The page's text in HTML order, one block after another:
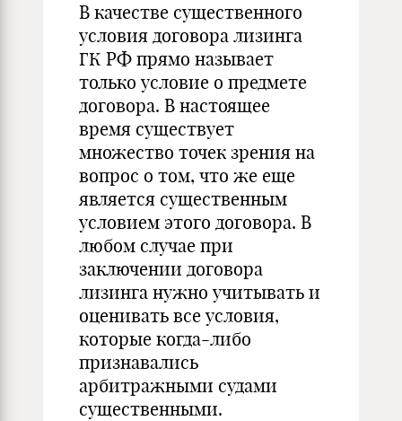
В качестве существенного
условия договора лизинга
ГК РФ прямо называет
только условие о предмете
договора. В настоящее
время существует
множество точек зрения на
вопрос о том, что же еще
является существенным
условием этого договора. В
любом случае при
заключении договора
лизинга нужно учитывать и
оценивать все условия,
которые когда-либо
признавались
арбитражными судами
существенными.